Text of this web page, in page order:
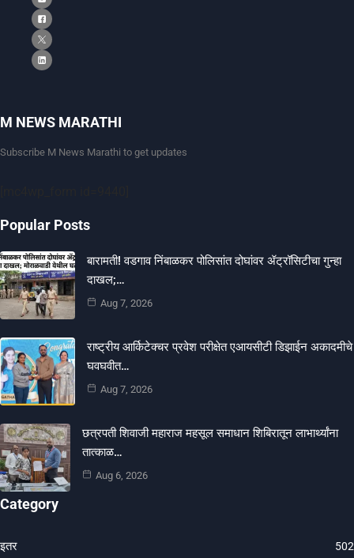
M NEWS MARATHI
Subscribe M News Marathi to get updates
Popular Posts
बारामती! वडगाव निंबाळकर पोलिसांत दोघांवर ॲट्रॉसिटीचा गुन्हा
दाखल;…
Aug 7, 2026
राष्ट्रीय आर्किटेक्चर प्रवेश परीक्षेत एआयसीटी डिझाईन अकादमीचे
घवघवीत…
Aug 7, 2026
छत्रपती शिवाजी महाराज महसूल समाधान शिबिरातून लाभार्थ्यांना
तात्काळ…
Aug 6, 2026
Category
इतर 502